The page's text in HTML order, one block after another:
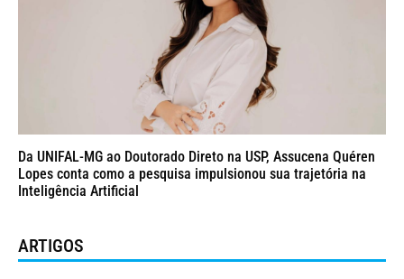
Da UNIFAL-MG ao Doutorado Direto na USP, Assucena Quéren
Lopes conta como a pesquisa impulsionou sua trajetória na
Inteligência Artificial
ARTIGOS